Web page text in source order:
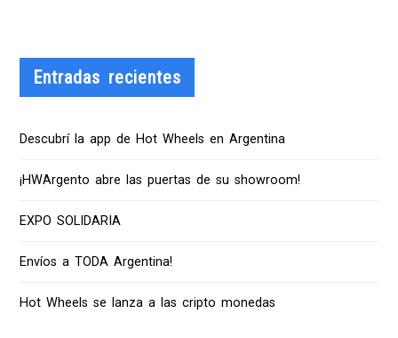
Entradas recientes
Descubrí la app de Hot Wheels en Argentina
¡HWArgento abre las puertas de su showroom!
EXPO SOLIDARIA
Envíos a TODA Argentina!
Hot Wheels se lanza a las cripto monedas